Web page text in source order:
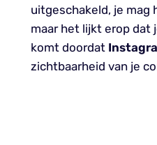
uitgeschakeld, je mag
maar het lijkt erop dat
komt doordat
zichtbaarheid van je